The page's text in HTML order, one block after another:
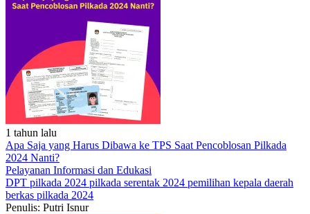
1 tahun lalu
Apa Saja yang Harus Dibawa ke TPS Saat Pencoblosan Pilkada
2024 Nanti?
Pelayanan Informasi dan Edukasi
DPT pilkada 2024 pilkada serentak 2024 pemilihan kepala daerah
berkas pilkada 2024
Penulis: Putri Isnur